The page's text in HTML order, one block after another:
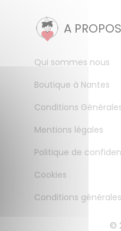
A
Qui sommes nous
Boutique à Nantes
Conditions
Mentions légales
Politique de
Cookies
Conditions
©